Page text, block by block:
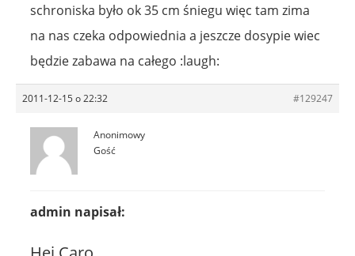
schroniska było ok 35 cm śniegu więc tam zima
na nas czeka odpowiednia a jeszcze dosypie wiec
będzie zabawa na całego :laugh:
2011-12-15 o 22:32 #129247
Anonimowy
Gość
admin napisał: